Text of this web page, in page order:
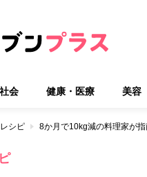
社会 健康・医療 美容
シピ 8か月で10kg減の料理家が